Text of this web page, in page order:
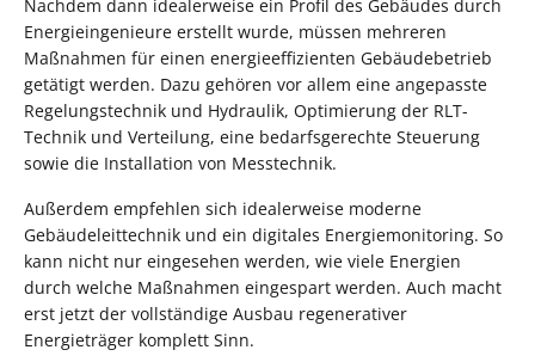
Nachdem dann idealerweise ein Profil des Gebäudes durch
Energieingenieure erstellt wurde, müssen mehreren
Maßnahmen für einen energieeffizienten Gebäudebetrieb
getätigt werden. Dazu gehören vor allem eine angepasste
Regelungstechnik und Hydraulik, Optimierung der RLT-
Technik und Verteilung, eine bedarfsgerechte Steuerung
sowie die Installation von Messtechnik.
Außerdem empfehlen sich idealerweise moderne
Gebäudeleittechnik und ein digitales Energiemonitoring. So
kann nicht nur eingesehen werden, wie viele Energien
durch welche Maßnahmen eingespart werden. Auch macht
erst jetzt der vollständige Ausbau regenerativer
Energieträger komplett Sinn.